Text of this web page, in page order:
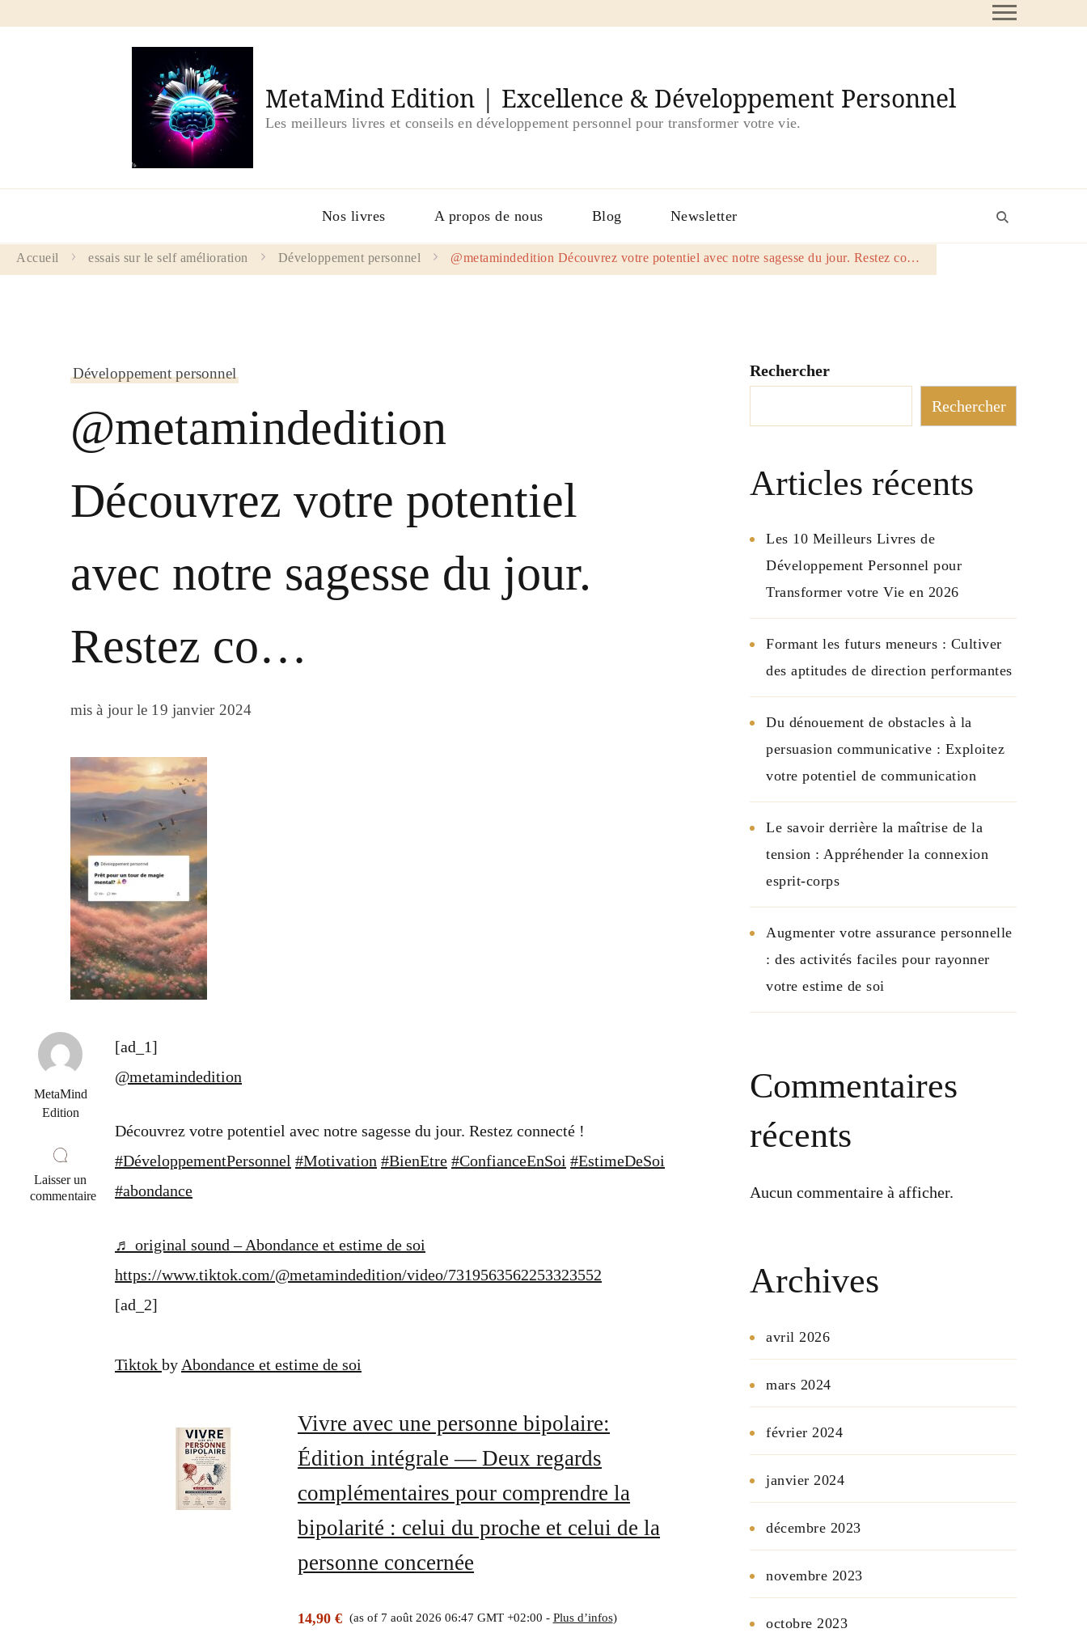
MetaMind Edition | Excellence & Développement Personnel
Les meilleurs livres et conseils en développement personnel pour transformer votre vie.
Nos livres A propos de nous Blog Newsletter
Accueil essais sur le self amélioration Développement personnel @metamindedition Découvrez votre potentiel avec notre sagesse du jour. Restez co…
Développement personnel
@metamindedition
Découvrez votre potentiel
avec notre sagesse du jour.
Restez co…
mis à jour le 19 janvier 2024
MetaMind
Edition
Laisser un
commentaire
[ad_1]
@metamindedition
Découvrez votre potentiel avec notre sagesse du jour. Restez connecté !
#DéveloppementPersonnel #Motivation #BienEtre #ConfianceEnSoi #EstimeDeSoi
#abondance
♬ original sound – Abondance et estime de soi
https://www.tiktok.com/@metamindedition/video/7319563562253323552
[ad_2]
Tiktok by Abondance et estime de soi
Vivre avec une personne bipolaire:
Édition intégrale — Deux regards
complémentaires pour comprendre la
bipolarité : celui du proche et celui de la
personne concernée
14,90 € (as of 7 août 2026 06:47 GMT +02:00 - Plus d’infos)
Rechercher
Rechercher
Articles récents
Les 10 Meilleurs Livres de
Développement Personnel pour
Transformer votre Vie en 2026
Formant les futurs meneurs : Cultiver
des aptitudes de direction performantes
Du dénouement de obstacles à la
persuasion communicative : Exploitez
votre potentiel de communication
Le savoir derrière la maîtrise de la
tension : Appréhender la connexion
esprit-corps
Augmenter votre assurance personnelle
: des activités faciles pour rayonner
votre estime de soi
Commentaires
récents
Aucun commentaire à afficher.
Archives
avril 2026
mars 2024
février 2024
janvier 2024
décembre 2023
novembre 2023
octobre 2023